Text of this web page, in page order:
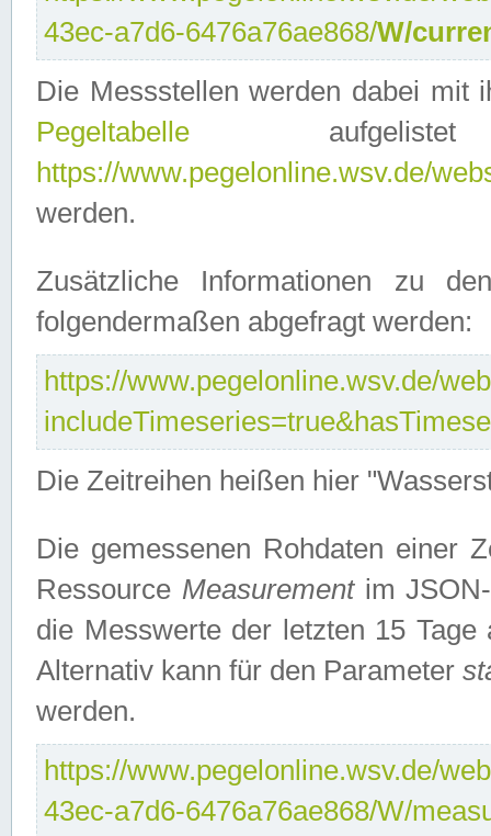
43ec-a7d6-6476a76ae868/W/
Die Messstellen werden dabei mit
Pegeltabelle
https://www.pegelonline.wsv.de/
werden.
Zusätzliche Informationen zu
folgendermaßen abgefragt werden:
https://www.pegelonline.wsv.de/
Die Zeitreihen heißen hier
Die gemessenen Rohdaten einer
Ressource Measurementim JSON-
die Messwerte der letzten 15
Alternativ kann für den Parameter
werden.
https://www.pegelonline.wsv.de/
43ec-a7d6-6476a76ae868/W/